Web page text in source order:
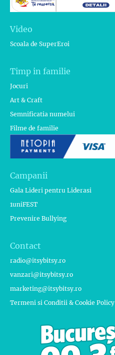
Video
Scoala de SuperEroi
Timp in familie
Jocuri
Art & Craft
Semnificatia numelui
Filme de familie
Campanii
Gala Lideri pentru Liderasi
1uniFEST
Prevenire Bullying
Contact
radio@itsybitsy.ro
vanzari@itsybitsy.ro
marketing@itsybitsy.ro
Termeni si Conditii & Cookie Policy